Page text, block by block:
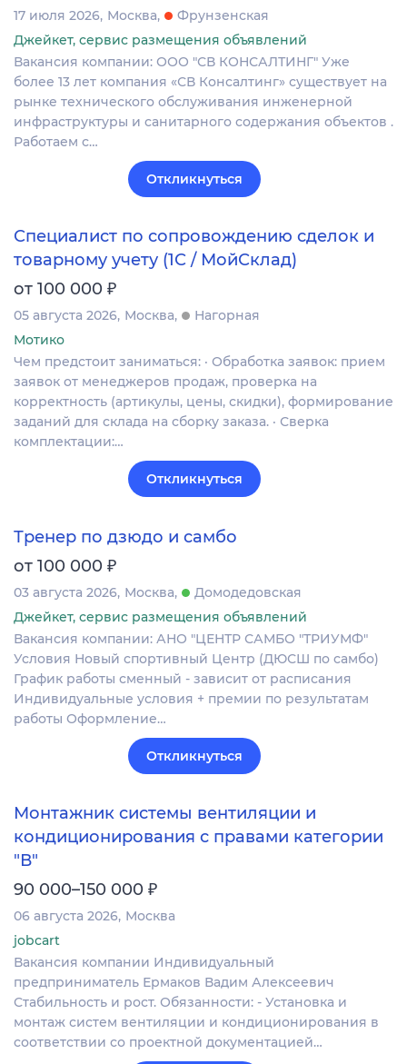
17 июля 2026 Москва
Фрунзенская
Джейкет, сервис размещения объявлений
Вакансия компании: ООО "СВ КОНСАЛТИНГ" Уже
более 13 лет компания «СВ Консалтинг» существует на
рынке технического обслуживания инженерной
инфраструктуры и санитарного содержания объектов .
Работаем с…
Откликнуться
Специалист по сопровождению сделок и
товарному учету (1С / МойСклад)
от 100 000 ₽
05 августа 2026 Москва
Нагорная
Мотико
Чем предстоит заниматься: · Обработка заявок: прием
заявок от менеджеров продаж, проверка на
корректность (артикулы, цены, скидки), формирование
заданий для склада на сборку заказа. · Сверка
комплектации:…
Откликнуться
Тренер по дзюдо и самбо
от 100 000 ₽
03 августа 2026 Москва
Домодедовская
Джейкет, сервис размещения объявлений
Вакансия компании: АНО "ЦЕНТР САМБО "ТРИУМФ"
Условия Новый спортивный Центр (ДЮСШ по самбо)
График работы сменный - зависит от расписания
Индивидуальные условия + премии по результатам
работы Оформление…
Откликнуться
Монтажник системы вентиляции и
кондиционирования с правами категории
"В"
90 000–150 000 ₽
06 августа 2026 Москва
jobcart
Вакансия компании Индивидуальный
предприниматель Ермаков Вадим Алексеевич
Стабильность и рост. Обязанности: - Установка и
монтаж систем вентиляции и кондиционирования в
соответствии со проектной документацией…